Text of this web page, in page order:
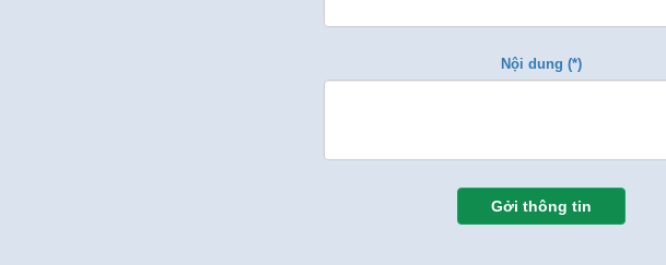
Nội dung (*)
Gởi thông tin